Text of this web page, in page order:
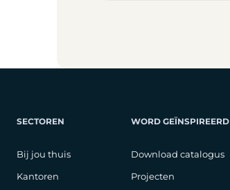
SECTOREN
Bij jou thuis
Kantoren
WORD GEÏNSPIREERD
Download catalogus
Projecten